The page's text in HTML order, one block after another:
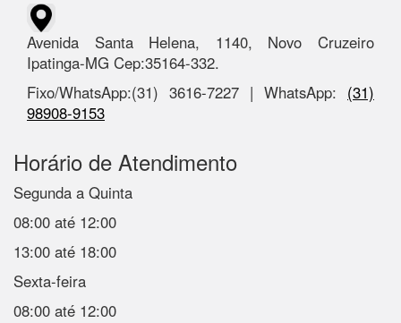
Avenida Santa Helena, 1140, Novo Cruzeiro
Ipatinga-MG Cep:35164-332.
Fixo/WhatsApp:(31) 3616-7227 | WhatsApp: (31)
98908-9153
Horário de Atendimento
Segunda a Quinta
08:00 até 12:00
13:00 até 18:00
Sexta-feira
08:00 até 12:00